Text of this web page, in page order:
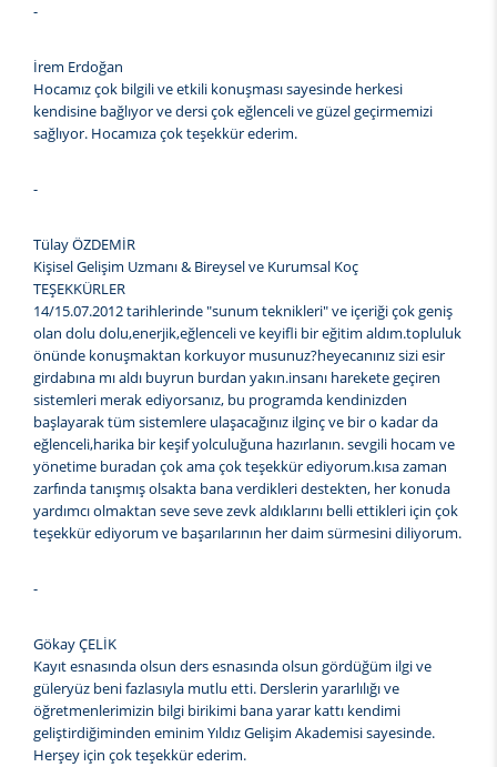
-
İrem Erdoğan
Hocamız çok bilgili ve etkili konuşması sayesinde herkesi
kendisine bağlıyor ve dersi çok eğlenceli ve güzel geçirmemizi
sağlıyor. Hocamıza çok teşekkür ederim.
-
Tülay ÖZDEMİR
Kişisel Gelişim Uzmanı & Bireysel ve Kurumsal Koç
TEŞEKKÜRLER
14/15.07.2012 tarihlerinde "sunum teknikleri" ve içeriği çok geniş
olan dolu dolu,enerjik,eğlenceli ve keyifli bir eğitim aldım.topluluk
önünde konuşmaktan korkuyor musunuz?heyecanınız sizi esir
girdabına mı aldı buyrun burdan yakın.insanı harekete geçiren
sistemleri merak ediyorsanız, bu programda kendinizden
başlayarak tüm sistemlere ulaşacağınız ilginç ve bir o kadar da
eğlenceli,harika bir keşif yolculuğuna hazırlanın. sevgili hocam ve
yönetime buradan çok ama çok teşekkür ediyorum.kısa zaman
zarfında tanışmış olsakta bana verdikleri destekten, her konuda
yardımcı olmaktan seve seve zevk aldıklarını belli ettikleri için çok
teşekkür ediyorum ve başarılarının her daim sürmesini diliyorum.
-
Gökay ÇELİK
Kayıt esnasında olsun ders esnasında olsun gördüğüm ilgi ve
güleryüz beni fazlasıyla mutlu etti. Derslerin yararlılığı ve
öğretmenlerimizin bilgi birikimi bana yarar kattı kendimi
geliştirdiğiminden eminim Yıldız Gelişim Akademisi sayesinde.
Herşey için çok teşekkür ederim.